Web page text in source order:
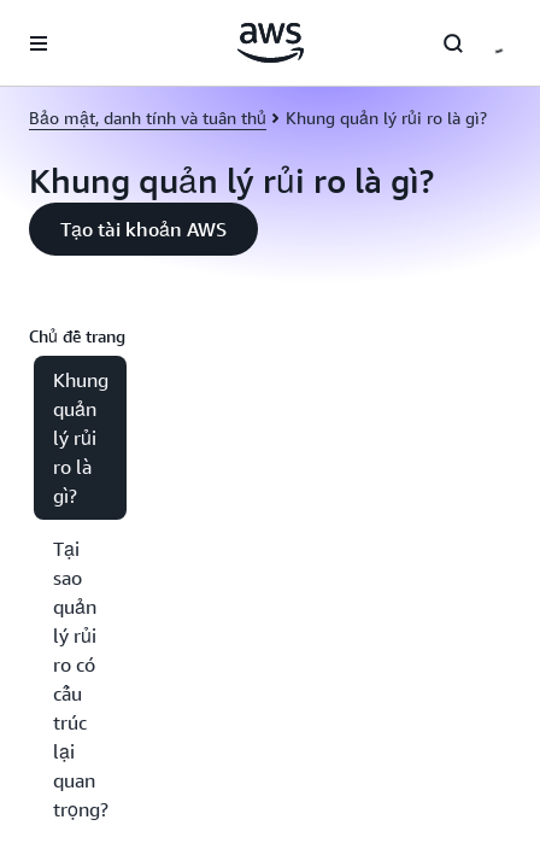
Bảo mật, danh tính và tuân thủ Khung quản lý rủi ro là gì?
Khung quản lý rủi ro là gì?
Tạo tài khoản AWS
Chủ đề trang
Khung
quản
lý rủi
ro là
gì?
Tại
sao
quản
lý rủi
ro có
cấu
trúc
lại
quan
trọng?